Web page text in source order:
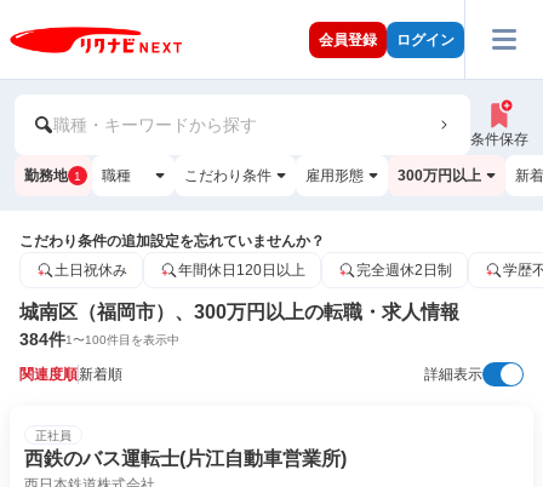
会員登録 ログイン
職種・キーワードから探す
条件保存
勤務地 1 職種 こだわり条件 雇用形態 300万円以上 新
こだわり条件の追加設定を忘れていませんか？
土日祝休み
年間休日120日以上 完全週休2日制 学歴
城南区（福岡市）、300万円以上の転職・求人情報
384件1〜100件目を表示中
関連度順新着順 詳細表示
正社員
西鉄のバス運転士(片江自動車営業所)